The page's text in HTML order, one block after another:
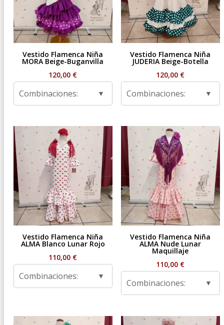
Vestido Flamenca Niña
MORA Beige-Buganvilla
120,00 €
Combinaciones:
Vestido Flamenca Niña
JUDERIA Beige-Botella
120,00 €
Combinaciones:
Vestido Flamenca Niña
ALMA Blanco Lunar Rojo
110,00 €
Combinaciones:
Vestido Flamenca Niña
ALMA Nude Lunar
Maquillaje
110,00 €
Combinaciones: